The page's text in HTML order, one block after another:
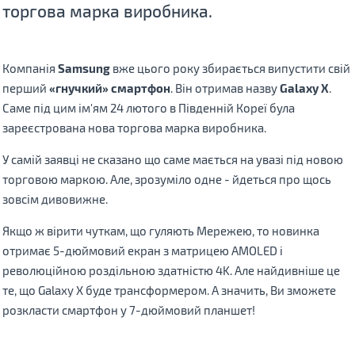
торгова марка виробника.
Компанія Samsungвже цього року збирається випустити свій
перший «гнучкий» смартфон. Він отримав назвуGalaxy X.
Саме під цим ім'ям 24 лютого в Південній Кореї була
зареєстрована нова торгова марка виробника.
У самій заявці не сказано що саме мається на увазі під новою
торговою маркою. Але, зрозуміло одне - йдеться про щось
зовсім дивовижне.
Якщо ж вірити чуткам, що гуляють Мережею, то новинка
отримає 5-дюймовий екран з матрицею AMOLED і
революційною роздільною здатністю 4K. Але найдивніше це
те, що Galaxy X буде трансформером. А значить, Ви зможете
розкласти смартфон у 7-дюймовий планшет!